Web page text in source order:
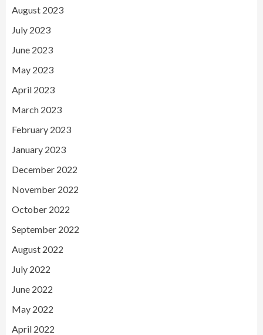
August 2023
July 2023
June 2023
May 2023
April 2023
March 2023
February 2023
January 2023
December 2022
November 2022
October 2022
September 2022
August 2022
July 2022
June 2022
May 2022
April 2022